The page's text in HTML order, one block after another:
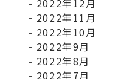
2022年12月
2022年11月
2022年10月
2022年9月
2022年8月
2022年7月